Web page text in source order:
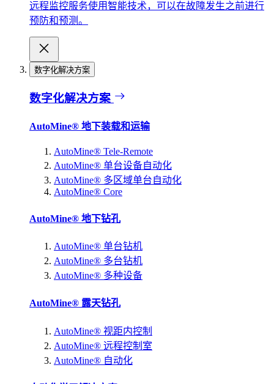
远程监控服务使用智能技术，可以在故障发生之前进行
预防和预测。
数字化解决方案
数字化解决方案
AutoMine® 地下装载和运输
AutoMine® Tele-Remote
AutoMine® 单台设备自动化
AutoMine® 多区域单台自动化
AutoMine® Core
AutoMine® 地下钻孔
AutoMine® 单台钻机
AutoMine® 多台钻机
AutoMine® 多种设备
AutoMine® 露天钻孔
AutoMine® 视距内控制
AutoMine® 远程控制室
AutoMine® 自动化